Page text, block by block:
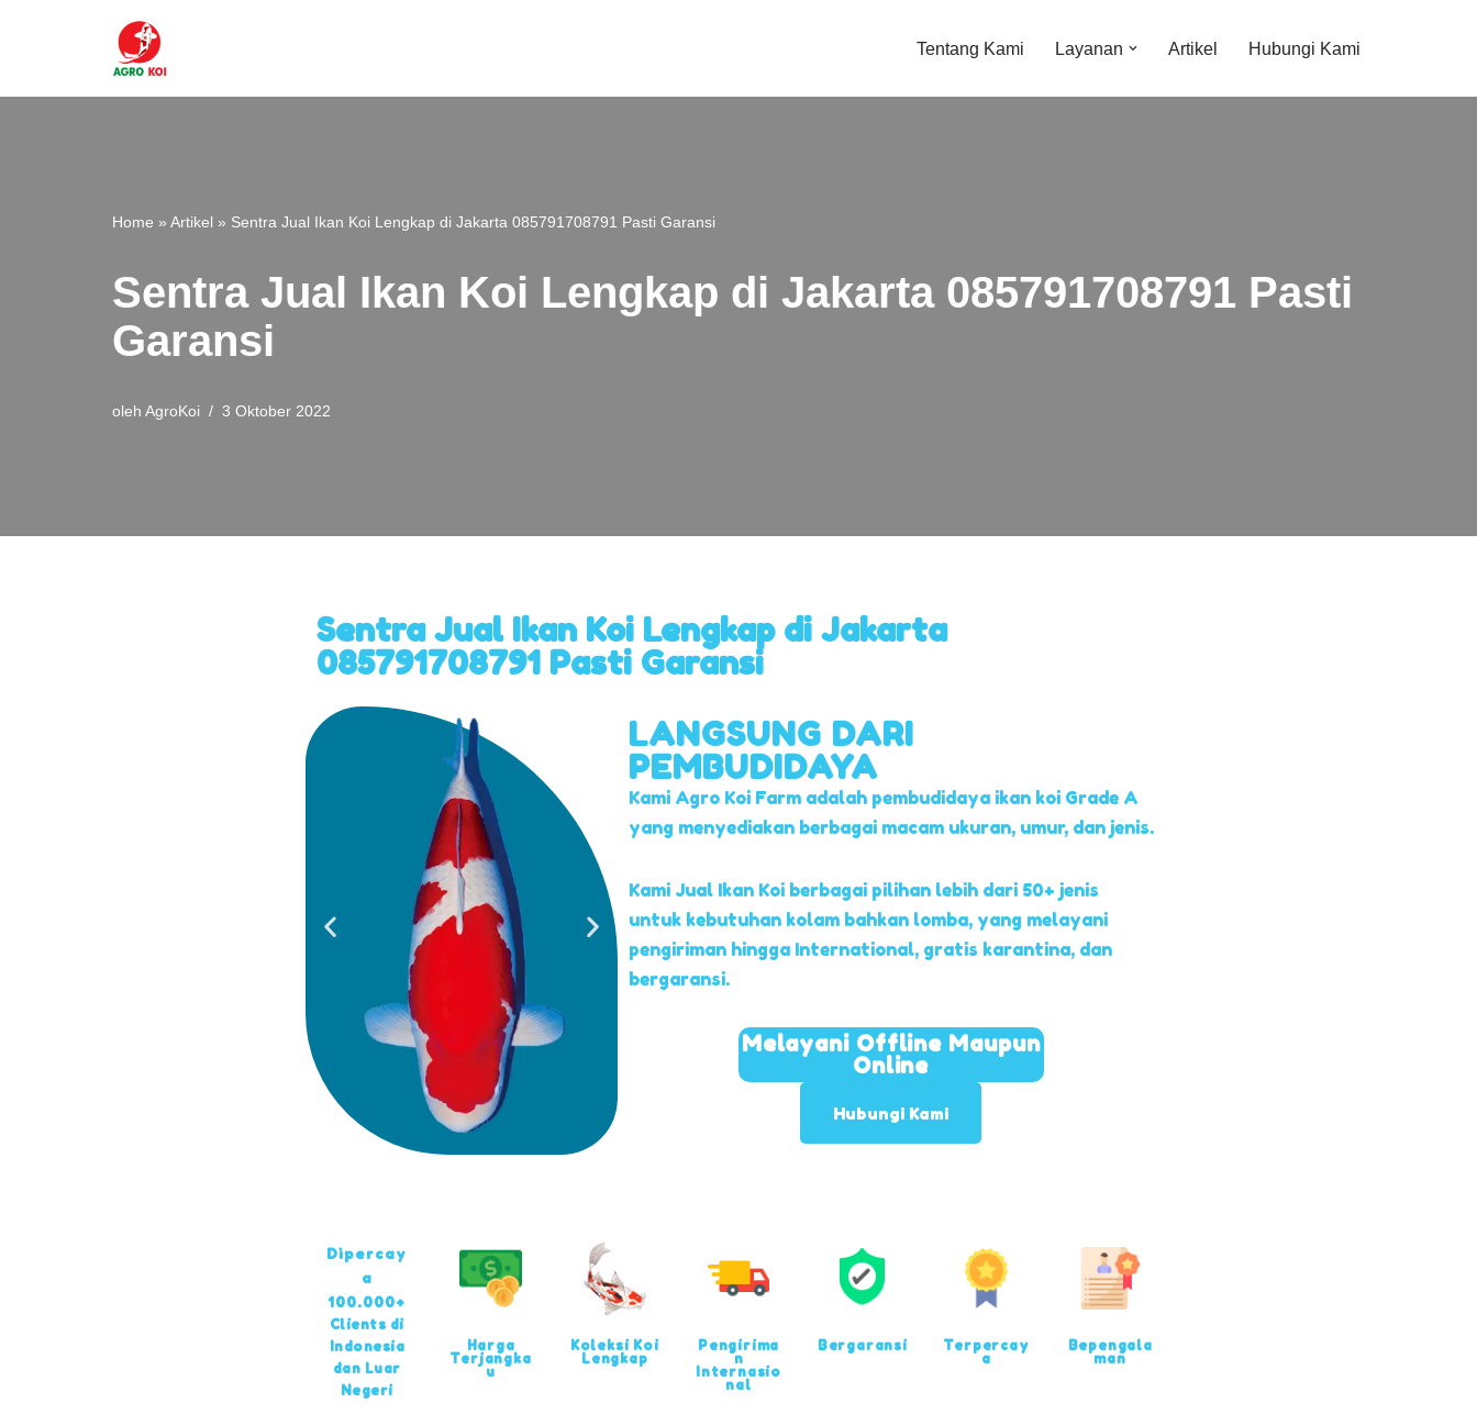
Tentang Kami Layanan Artikel Hubungi Kami
Home » Artikel » Sentra Jual Ikan Koi Lengkap di Jakarta 085791708791 Pasti Garansi
Sentra Jual Ikan Koi Lengkap di Jakarta 085791708791 Pasti
Garansi
oleh AgroKoi 3 Oktober 2022
Sentra Jual Ikan Koi Lengkap di Jakarta
085791708791 Pasti Garansi
LANGSUNG DARI
PEMBUDIDAYA
Kami Agro Koi Farm adalah pembudidaya ikan koi Grade A
yang menyediakan berbagai macam ukuran, umur, dan jenis.
Kami Jual Ikan Koi berbagai pilihan lebih dari 50+ jenis
untuk kebutuhan kolam bahkan lomba, yang melayani
pengiriman hingga International, gratis karantina, dan
bergaransi.
Melayani Offline Maupun
Online
Hubungi Kami
Dipercay
a
100.000+
Clients di
Indonesia
dan Luar
Negeri
Harga
Terjangka
u
Koleksi Koi
Lengkap
Pengirima
n
Internasio
nal
Bergaransi
Terpercay
a
Bepengala
man